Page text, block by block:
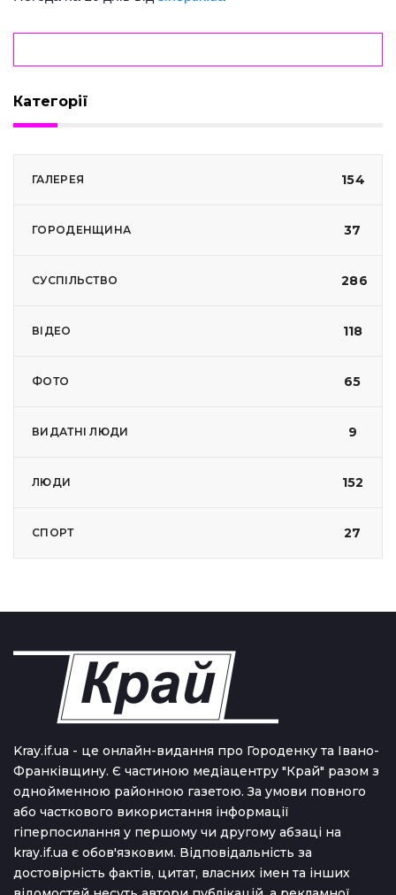
Категорії
ГАЛЕРЕЯ 154
ГОРОДЕНЩИНА 37
СУСПІЛЬСТВО 286
ВІДЕО 118
ФОТО 65
ВИДАТНІ ЛЮДИ 9
ЛЮДИ 152
СПОРТ 27
Kray.if.ua - це онлайн-видання про Городенку та Івано-
Франківщину. Є частиною медіацентру "Край" разом з
однойменною районною газетою. За умови повного
або часткового використання iнформацiї
гіперпосилання у першому чи другому абзаці на
kray.if.ua є обов'язковим. Відповідальність за
достовірність фактів, цитат, власних імен та інших